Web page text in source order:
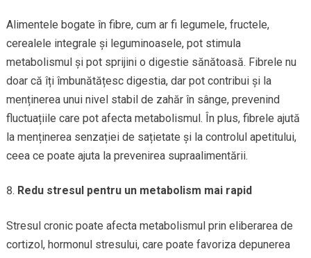
Alimentele bogate în fibre, cum ar fi legumele, fructele,
cerealele integrale și leguminoasele, pot stimula
metabolismul și pot sprijini o digestie sănătoasă. Fibrele nu
doar că îți îmbunătățesc digestia, dar pot contribui și la
menținerea unui nivel stabil de zahăr în sânge, prevenind
fluctuațiile care pot afecta metabolismul. În plus, fibrele ajută
la menținerea senzației de sațietate și la controlul apetitului,
ceea ce poate ajuta la prevenirea supraalimentării.
Redu stresul pentru un metabolism mai rapid
Stresul cronic poate afecta metabolismul prin eliberarea de
cortizol, hormonul stresului, care poate favoriza depunerea